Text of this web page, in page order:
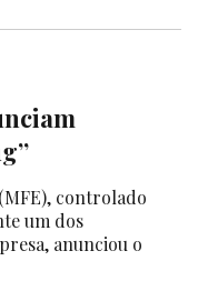
controlado
um dos
anunciou o